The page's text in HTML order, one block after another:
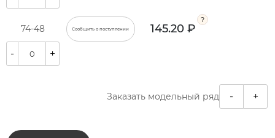
74-48 Сообщить о поступлении 145.20 ₽
- +
Заказать модельный ряд - +